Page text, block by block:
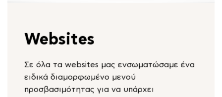
Websites
Σε όλα τα websites μας ενσωματώσαμε ένα
ειδικά διαμορφωμένο μενού
προσβασιμότητας για να υπάρχει